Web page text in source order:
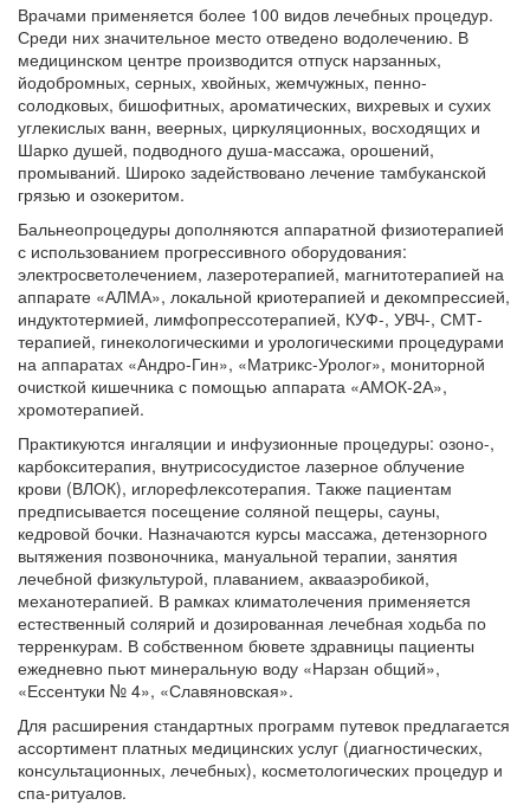
Врачами применяется более 100 видов лечебных процедур.
Среди них значительное место отведено водолечению. В
медицинском центре производится отпуск нарзанных,
йодобромных, серных, хвойных, жемчужных, пенно-
солодковых, бишофитных, ароматических, вихревых и сухих
углекислых ванн, веерных, циркуляционных, восходящих и
Шарко душей, подводного душа-массажа, орошений,
промываний. Широко задействовано лечение тамбуканской
грязью и озокеритом.
Бальнеопроцедуры дополняются аппаратной физиотерапией
с использованием прогрессивного оборудования:
электросветолечением, лазеротерапией, магнитотерапией на
аппарате «АЛМА», локальной криотерапией и декомпрессией,
индуктотермией, лимфопрессотерапией, КУФ-, УВЧ-, СМТ-
терапией, гинекологическими и урологическими процедурами
на аппаратах «Андро-Гин», «Матрикс-Уролог», мониторной
очисткой кишечника с помощью аппарата «АМОК-2А»,
хромотерапией.
Практикуются ингаляции и инфузионные процедуры: озоно-,
карбокситерапия, внутрисосудистое лазерное облучение
крови (ВЛОК), иглорефлексотерапия. Также пациентам
предписывается посещение соляной пещеры, сауны,
кедровой бочки. Назначаются курсы массажа, детензорного
вытяжения позвоночника, мануальной терапии, занятия
лечебной физкультурой, плаванием, аквааэробикой,
механотерапией. В рамках климатолечения применяется
естественный солярий и дозированная лечебная ходьба по
терренкурам. В собственном бювете здравницы пациенты
ежедневно пьют минеральную воду «Нарзан общий»,
«Ессентуки № 4», «Славяновская».
Для расширения стандартных программ путевок предлагается
ассортимент платных медицинских услуг (диагностических,
консультационных, лечебных), косметологических процедур и
спа-ритуалов.